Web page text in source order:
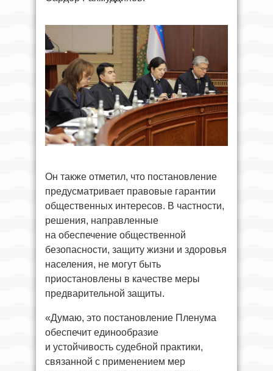
Он также отметил, что постановление
предусматривает правовые гарантии
общественных интересов. В частности,
решения, направленные
на обеспечение общественной
безопасности, защиту жизни и здоровья
населения, не могут быть
приостановлены в качестве меры
предварительной защиты.
«Думаю, это постановление Пленума
обеспечит единообразие
и устойчивость судебной практики,
связанной с применением мер